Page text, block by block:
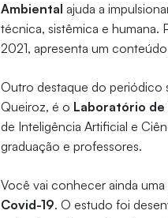
Ambiental ajuda a
técnica, sistêmica e humana.
2021, apresenta um
Outro destaque do periódico
Queiroz, é o Laboratório de
de Inteligência Artificial e
graduação e professores.
Você vai conhecer ainda uma
Covid-19. O estudo foi